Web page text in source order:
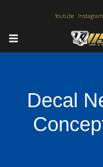
Youtube Instagram
Decal